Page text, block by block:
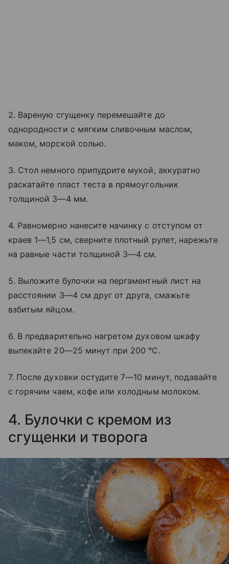
2. Вареную сгущенку перемешайте до
однородности с мягким сливочным маслом,
маком, морской солью.
3. Стол немного припудрите мукой, аккуратно
раскатайте пласт теста в прямоугольник
толщиной 3—4 мм.
4. Равномерно нанесите начинку с отступом от
краев 1—1,5 см, сверните плотный рулет, нарежьте
на равные части толщиной 3—4 см.
5. Выложите булочки на пергаментный лист на
расстоянии 3—4 см друг от друга, смажьте
взбитым яйцом.
6. В предварительно нагретом духовом шкафу
выпекайте 20—25 минут при 200 °C.
7. После духовки остудите 7—10 минут, подавайте
с горячим чаем, кофе или холодным молоком.
4. Булочки с кремом из
сгущенки и творога